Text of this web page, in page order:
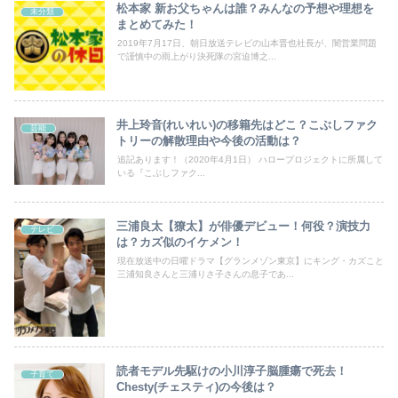
未分類
松本家 新お父ちゃんは誰？みんなの予想や理想を
まとめてみた！
2019年7月17日、朝日放送テレビの山本晋也社長が、闇営業問題
で謹慎中の雨上がり決死隊の宮迫博之...
芸能
井上玲音(れいれい)の移籍先はどこ？こぶしファク
トリーの解散理由や今後の活動は？
追記あります！（2020年4月1日） ハロープロジェクトに所属して
いる『こぶしファク...
テレビ
三浦良太【獠太】が俳優デビュー！何役？演技力
は？カズ似のイケメン！
現在放送中の日曜ドラマ【グランメゾン東京】にキング・カズこと
三浦知良さんと三浦りさ子さんの息子であ...
子育て
読者モデル先駆けの小川淳子脳腫瘍で死去！
Chesty(チェスティ)の今後は？